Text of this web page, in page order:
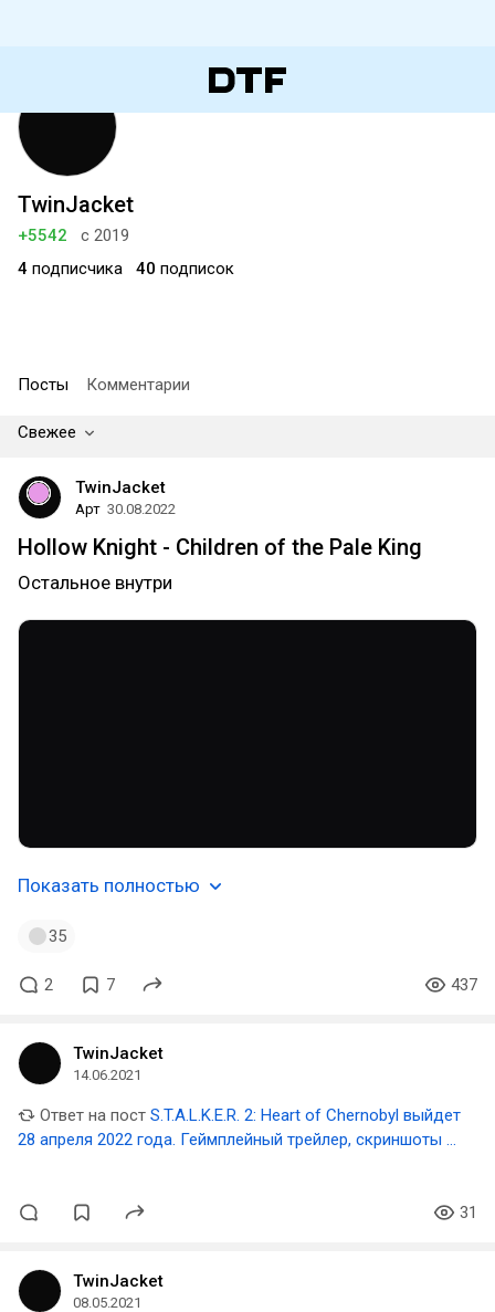
TwinJacket
+5542
с 2019
4 подписчика 40 подписок
Посты Комментарии
Свежее
TwinJacket
Арт 30.08.2022
Hollow Knight - Children of the Pale King
Остальное внутри
Показать полностью
35
2 7 437
TwinJacket
14.06.2021
Ответ на пост S.T.A.L.K.E.R. 2: Heart of Chernobyl выйдет
28 апреля 2022 года. Геймплейный трейлер, скриншоты и
31
TwinJacket
08.05.2021